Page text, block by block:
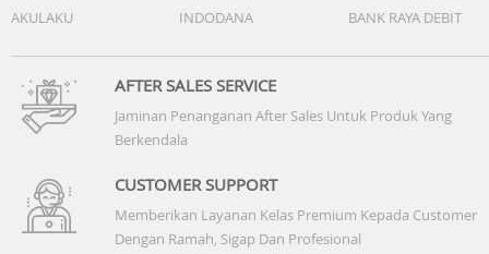
Hingga 40 hari
Tidak terbatas dengan tenaga surya
Metode Pengisian Daya
AKULAKU
INDODANA BANK RAYA DEBIT
AFTER SALES SERVICE
Jaminan Penanganan After Sales Untuk Produk Yang
Berkendala
CUSTOMER SUPPORT
Memberikan Layanan Kelas Premium Kepada Customer
Dengan Ramah, Sigap Dan Profesional